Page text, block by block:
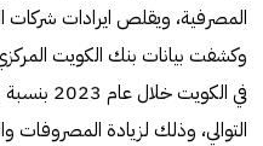
المصرفية، ويقلص ايرادات شركات
وكشفت بيانات بنك الكويت
التوالي، وذلك لزيادة المصروفات